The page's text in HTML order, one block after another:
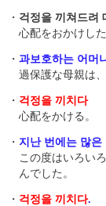
・ 걱정을 끼쳐드려
心配をおかけし
・ 과보호하는 어머
過保護な母親は
・ 걱정을 끼치다
心配をかける。
・ 지난 번에는 많은
この度はいろい
んでした。
・ 걱정을 끼치다.